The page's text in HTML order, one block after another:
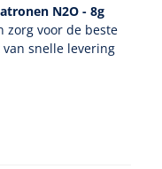
N2O - 8g
zorg voor de beste
van snelle levering